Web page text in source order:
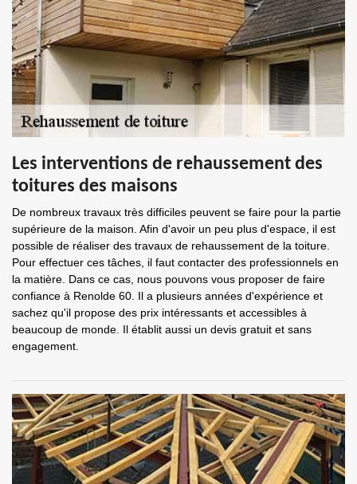
Les interventions de rehaussement des
toitures des maisons
De nombreux travaux très difficiles peuvent se faire pour la partie
supérieure de la maison. Afin d'avoir un peu plus d'espace, il est
possible de réaliser des travaux de rehaussement de la toiture.
Pour effectuer ces tâches, il faut contacter des professionnels en
la matière. Dans ce cas, nous pouvons vous proposer de faire
confiance à Renolde 60. Il a plusieurs années d'expérience et
sachez qu'il propose des prix intéressants et accessibles à
beaucoup de monde. Il établit aussi un devis gratuit et sans
engagement.